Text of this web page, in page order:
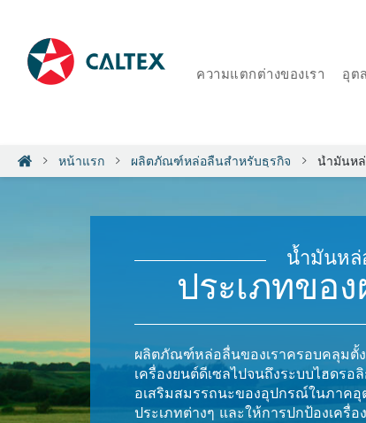
ความแตกต่างของเรา อุต
หน้าแรก ผลิตภัณฑ์หล่อลื่นสำหรับธุรกิจ น้ำมันห
น้ำมันหล่
ประเภทขอ
ผลิตภัณฑ์หล่อลื่นของเราครอบคลุมตั้
เครื่องยนต์ดีเซลไปจนถึงระบบไฮดรอ
อเสริมสมรรถนะของอุปกรณ์ในภาค
ประเภทต่างๆ และให้การปกป้องเครื่อ